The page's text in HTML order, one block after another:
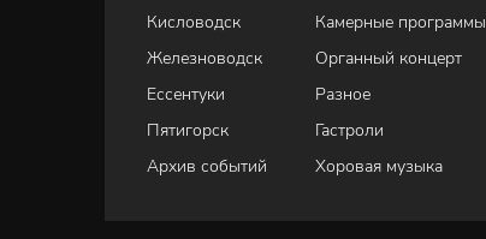
Кисловодск
Железноводск
Ессентуки
Пятигорск
Архив событий
Камерные программы
Органный концерт
Разное
Гастроли
Хоровая музыка